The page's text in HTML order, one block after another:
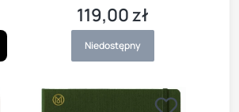
Cena
119,00 zł
Niedostępny